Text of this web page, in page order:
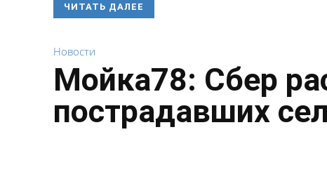
ЧИТАТЬ ДАЛЕЕ
Новости
Мойка78: Сбер
пострадавших